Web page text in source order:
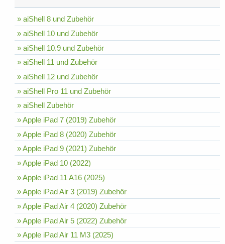
» aiShell 8 und Zubehör
» aiShell 10 und Zubehör
» aiShell 10.9 und Zubehör
» aiShell 11 und Zubehör
» aiShell 12 und Zubehör
» aiShell Pro 11 und Zubehör
» aiShell Zubehör
» Apple iPad 7 (2019) Zubehör
» Apple iPad 8 (2020) Zubehör
» Apple iPad 9 (2021) Zubehör
» Apple iPad 10 (2022)
» Apple iPad 11 A16 (2025)
» Apple iPad Air 3 (2019) Zubehör
» Apple iPad Air 4 (2020) Zubehör
» Apple iPad Air 5 (2022) Zubehör
» Apple iPad Air 11 M3 (2025)